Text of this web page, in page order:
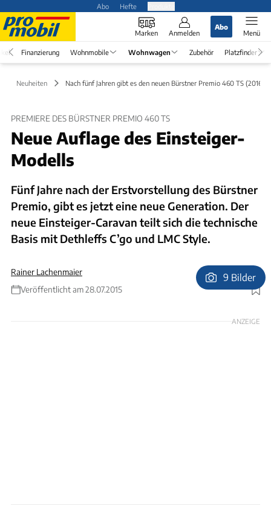
Abo Hefte
Marken Anmelden
Abo
Menü
Finanzierung Wohnmobile Wohnwagen Zubehör Platzfinder
Neuheiten Nach fünf Jahren gibt es den neuen Bürstner Premio 460 TS (2016)
PREMIERE DES BÜRSTNER PREMIO 460 TS
Neue Auflage des Einsteiger-
Modells
Fünf Jahre nach der Erstvorstellung des Bürstner
Premio, gibt es jetzt eine neue Generation. Der
neue Einsteiger-Caravan teilt sich die technische
Basis mit Dethleffs C’go und LMC Style.
Rainer Lachenmaier
Veröffentlicht am 28.07.2015
Foto: Jacek Bilski
9 Bilder
ANZEIGE